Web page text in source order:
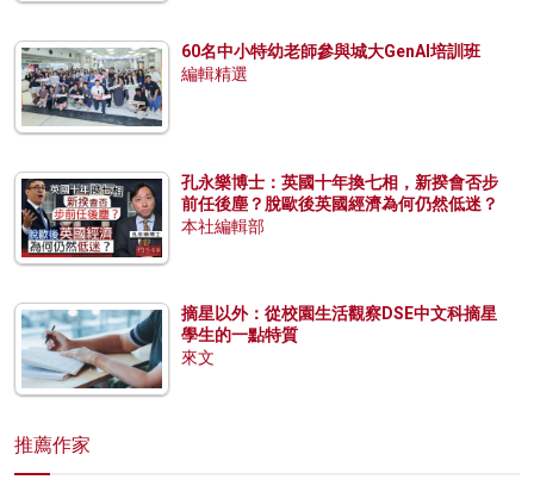
60名中小特幼老師參與城大GenAI培訓班
編輯精選
孔永樂博士：英國十年換七相，新揆會否步
前任後塵？脫歐後英國經濟為何仍然低迷？
本社編輯部
摘星以外：從校園生活觀察DSE中文科摘星
學生的一點特質
來文
推薦作家